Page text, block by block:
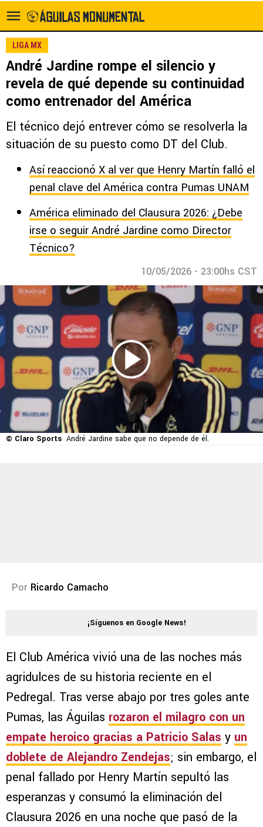
LIGA MX
André Jardine rompe el silencio y
revela de qué depende su continuidad
como entrenador del América
El técnico dejó entrever cómo se resolverla la
situación de su puesto como DT del Club.
Así reaccionó X al ver que Henry Martín falló el
penal clave del América contra Pumas UNAM
América eliminado del Clausura 2026: ¿Debe
irse o seguir André Jardine como Director
Técnico?
10/05/2026 - 23:00hs CST
© Claro Sports André Jardine sabe que no depende de él.
Por Ricardo Camacho
¡Síguenos en Google News!
El Club América vivió una de las noches más
agridulces de su historia reciente en el
Pedregal. Tras verse abajo por tres goles ante
Pumas, las Águilas rozaron el milagro con un
empate heroico gracias a Patricio Salas y un
doblete de Alejandro Zendejas; sin embargo, el
penal fallado por Henry Martín sepultó las
esperanzas y consumó la eliminación del
Clausura 2026 en una noche que pasó de la